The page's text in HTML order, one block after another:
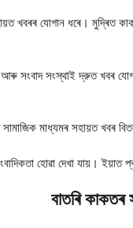
খবৰৰ যোগান ধৰে। মুদ্ৰিত
সংবাদ সংস্থাই দ্রুত খবৰ
সামাজিক মাধ্যমৰ সহায়ত খবৰ
হোৱা দেখা যায়।
বাতৰি কাকতৰ